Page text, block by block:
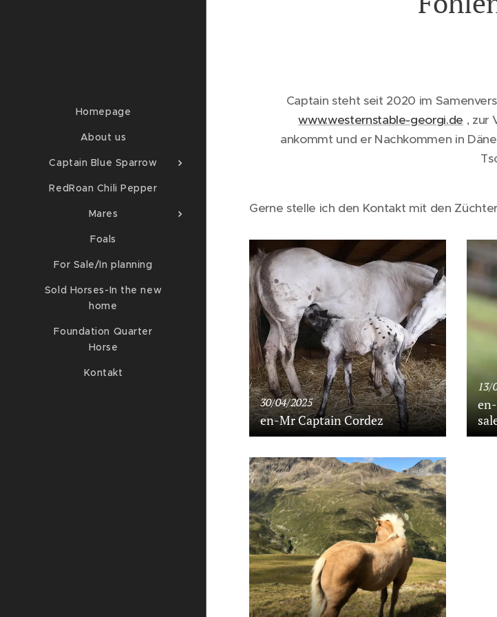
Homepage
About us
Captain Blue Sparrow
RedRoan Chili Pepper
Mares
Foals
For Sale/In planning
Sold Horses-In the new
home
Foundation Quarter
Horse
Kontakt
Captain steht seit 2020 im
www.westernstable-georgi.de , zur
ankommt und er Nachkommen in
Gerne stelle ich den Kontakt mit den
30/04/2025
en-Mr Captain Cordez
13/